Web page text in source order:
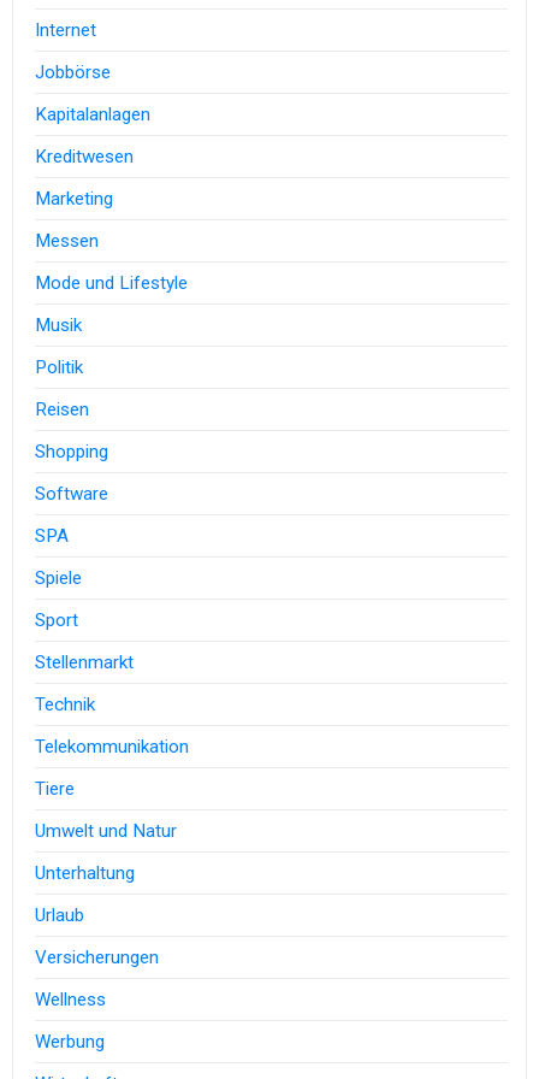
Internet
Jobbörse
Kapitalanlagen
Kreditwesen
Marketing
Messen
Mode und Lifestyle
Musik
Politik
Reisen
Shopping
Software
SPA
Spiele
Sport
Stellenmarkt
Technik
Telekommunikation
Tiere
Umwelt und Natur
Unterhaltung
Urlaub
Versicherungen
Wellness
Werbung